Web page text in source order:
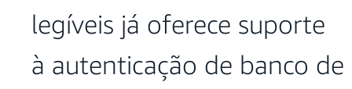
legíveis já oferece suporte
à autenticação de banco de